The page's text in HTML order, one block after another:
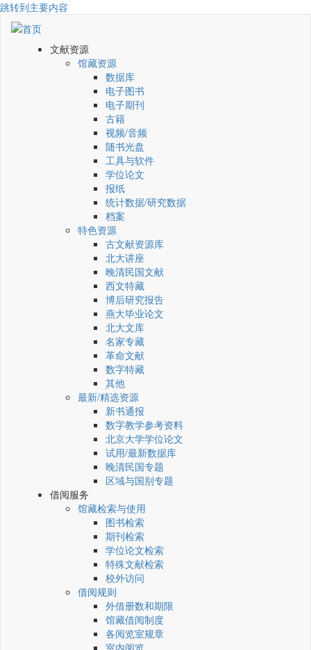
跳转到主要内容
文献资源
馆藏资源
数据库
电子图书
电子期刊
古籍
视频/音频
随书光盘
工具与软件
学位论文
报纸
统计数据/研究数据
档案
特色资源
古文献资源库
北大讲座
晚清民国文献
西文特藏
博后研究报告
燕大毕业论文
北大文库
名家专藏
革命文献
数字特藏
其他
最新/精选资源
新书通报
数字教学参考资料
北京大学学位论文
试用/最新数据库
晚清民国专题
区域与国别专题
借阅服务
馆藏检索与使用
图书检索
期刊检索
学位论文检索
特殊文献检索
校外访问
借阅规则
外借册数和期限
馆藏借阅制度
各阅览室规章